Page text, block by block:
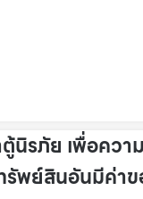
ตู้นิรภัย เพื่อความ
พย์สินอันมีค่า